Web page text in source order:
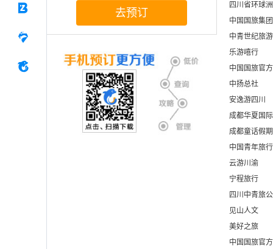
去预订
四川省环球
中国国旅集
中青世纪旅游
乐游嘻行
中国国旅官
中扬总社
安逸游四川
成都华夏国
成都童话假
中国青年旅
云游川渝
宁程旅行
四川中青旅
见山人文
美好之旅
中国国旅官